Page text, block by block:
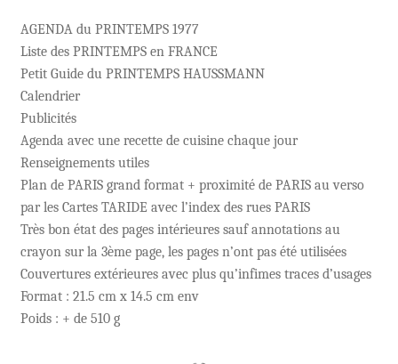
AGENDA du PRINTEMPS 1977
Liste des PRINTEMPS en FRANCE
Petit Guide du PRINTEMPS HAUSSMANN
Calendrier
Publicités
Agenda avec une recette de cuisine chaque jour
Renseignements utiles
Plan de PARIS grand format + proximité de PARIS au verso
par les Cartes TARIDE avec l’index des rues PARIS
Très bon état des pages intérieures sauf annotations au
crayon sur la 3ème page, les pages n’ont pas été utilisées
Couvertures extérieures avec plus qu’infimes traces d’usages
Format : 21.5 cm x 14.5 cm env
Poids : + de 510 g